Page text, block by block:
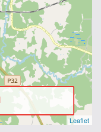
Leaflet